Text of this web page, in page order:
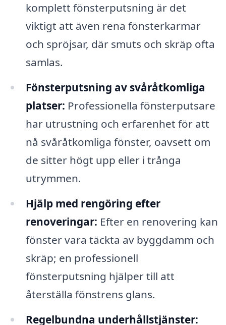
komplett fönsterputsning är det
viktigt att även rena fönsterkarmar
och spröjsar, där smuts och skräp ofta
samlas.
Fönsterputsning av svåråtkomliga
platser: Professionella fönsterputsare
har utrustning och erfarenhet för att
nå svåråtkomliga fönster, oavsett om
de sitter högt upp eller i trånga
utrymmen.
Hjälp med rengöring efter
renoveringar: Efter en renovering kan
fönster vara täckta av byggdamm och
skräp; en professionell
fönsterputsning hjälper till att
återställa fönstrens glans.
Regelbundna underhållstjänster: